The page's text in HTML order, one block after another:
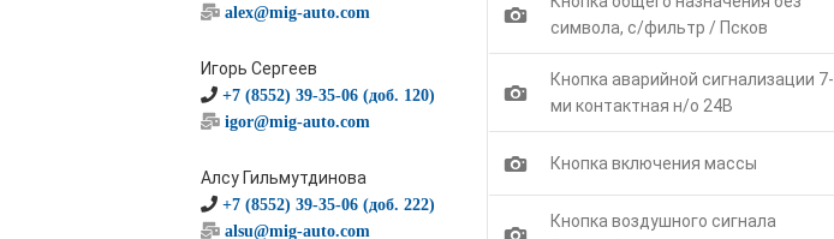
alex@mig-auto.com
Игорь Сергеев
+7 (8552) 39-35-06 (доб. 120)
igor@mig-auto.com
Алсу Гильмутдинова
+7 (8552) 39-35-06 (доб. 222)
alsu@mig-auto.com
1
символа, с/фильтр / Псков
1
Кнопка аварийной сигнализации 7-
ми контактная н/о 24В
1 Кнопка включения массы
Кнопка воздушного сигнала